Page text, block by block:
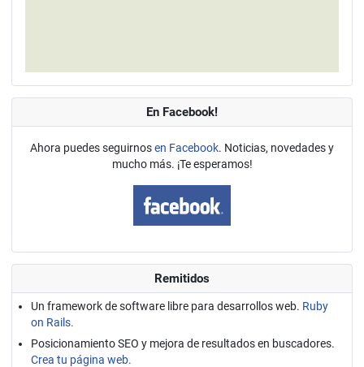
En Facebook!
Ahora puedes seguirnosen Facebook. Noticias, novedades y
mucho más. ¡Te esperamos!
Remitidos
Un framework de software libre para desarrollos web. Ruby
on Rails.
Posicionamiento SEO y mejora de resultados en buscadores.
Crea tu página web.